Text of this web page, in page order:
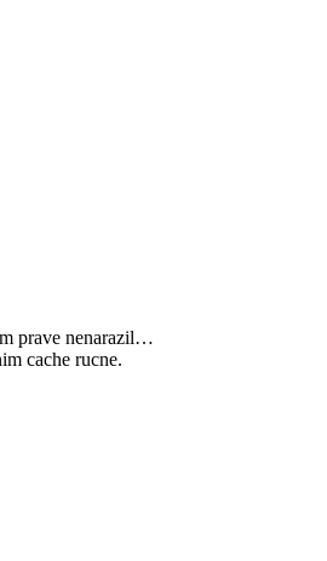
prave nenarazil…
cache rucne.